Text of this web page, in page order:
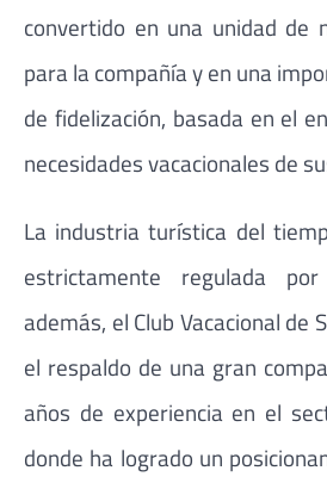
convertido en una unidad de
para la compañía y en una
de fidelización, basada en el
necesidades vacacionales de
La industria turística del
estrictamente regulada
además, el Club Vacacional de
el respaldo de una gran
años de experiencia en el
donde ha logrado un